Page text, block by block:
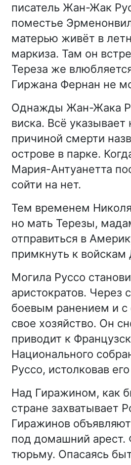
писатель Жан-Жак
поместье
матерью живёт в
маркиза. Там он
Тереза же
Гиржана Фернан не
Однажды Жан-Жака
виска. Всё
причиной смерти
острове в парке.
Мария-Антуанетта
сойти на нет.
Тем временем Николя
но мать Терезы,
отправиться в
примкнуть к
Могила Руссо
аристократов. Через
боевым ранением и с
свое хозяйство. Он
приводит к
Национального
Руссо, истолковав
Над Гиражином, как
стране захватывает
Гиражинов
под домашний арест.
тюрьму. Опасаясь